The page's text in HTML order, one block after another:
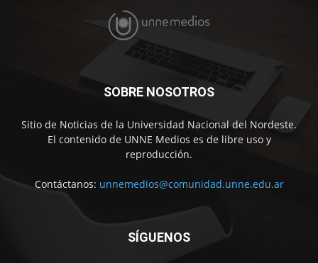
SOBRE NOSOTROS
Sitio de Noticias de la Universidad Nacional del Nordeste.
El contenido de UNNE Medios es de libre uso y
reproducción.
Contáctanos: unnemedios@comunidad.unne.edu.ar
SÍGUENOS